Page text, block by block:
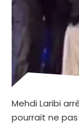
Mehdi Laribi
pourrait ne